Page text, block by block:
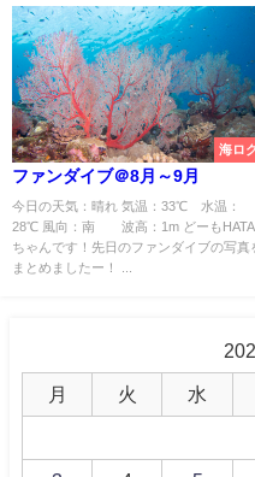
海ロ
ファンダイブ＠8月～9月
今日の天気：晴れ 気温：33℃ 水温：
28℃ 風向：南 波高：1m どーもHATA
ちゃんです！先日のファンダイブの写真
まとめましたー！ ...
月 火 水